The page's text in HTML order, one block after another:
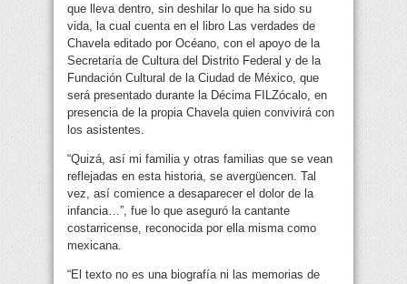
que lleva dentro, sin deshilar lo que ha sido su
vida, la cual cuenta en el libro Las verdades de
Chavela editado por Océano, con el apoyo de la
Secretaría de Cultura del Distrito Federal y de la
Fundación Cultural de la Ciudad de México, que
será presentado durante la Décima FILZócalo, en
presencia de la propia Chavela quien convivirá con
los asistentes.
“Quizá, así mi familia y otras familias que se vean
reflejadas en esta historia, se avergüencen. Tal
vez, así comience a desaparecer el dolor de la
infancia…”, fue lo que aseguró la cantante
costarricense, reconocida por ella misma como
mexicana.
“El texto no es una biografía ni las memorias de